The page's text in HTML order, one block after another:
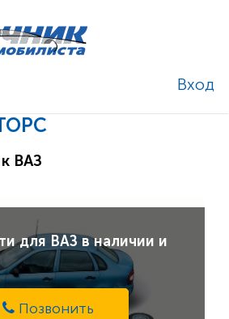
Вход
ВАЗ
для ВАЗ в наличии и
Позвонить